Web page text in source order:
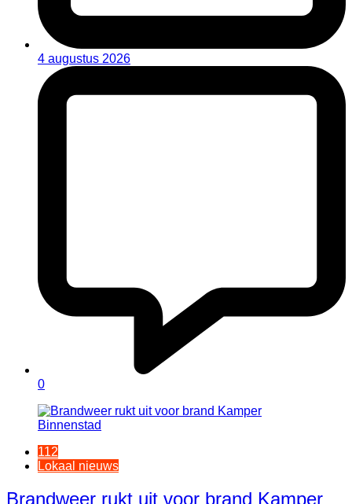
4 augustus 2026
0
112
Lokaal nieuws
Brandweer rukt uit voor brand Kamper